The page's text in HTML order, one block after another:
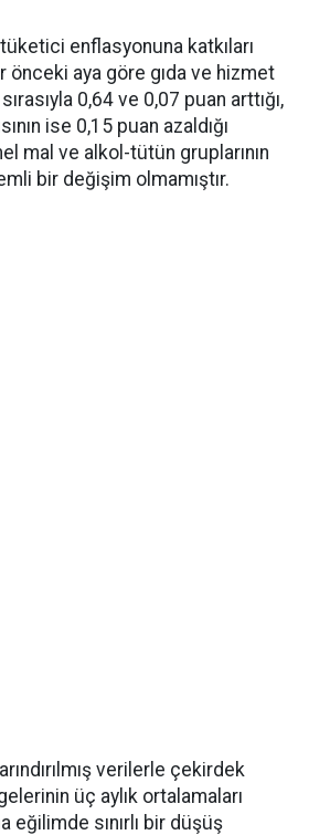
tüketici enflasyonuna katkıları
önceki aya göre gıda ve hizmet
0,64 ve 0,07 puan arttığı,
ise 0,15 puan azaldığı
mal ve alkol-tütün gruplarının
bir değişim olmamıştır.
verilerle çekirdek
üç aylık ortalamaları
eğilimde sınırlı bir düşüş